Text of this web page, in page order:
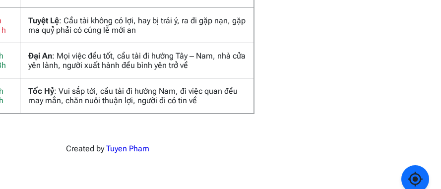
Tuyệt Lệ: Cầu tài không có lợi, hay bị trái ý, ra đi gặp nạn, gặp
ma quỷ phải có cúng lễ mới an
Đại An: Mọi việc đều tốt, cầu tài đi hướng Tây – Nam, nhà cửa
yên lành, người xuất hành đều bình yên trở về
Tốc Hỷ: Vui sắp tới, cầu tài đi hướng Nam, đi việc quan đều
may mắn, chăn nuôi thuận lợi, người đi có tin về
Created byTuyen Pham